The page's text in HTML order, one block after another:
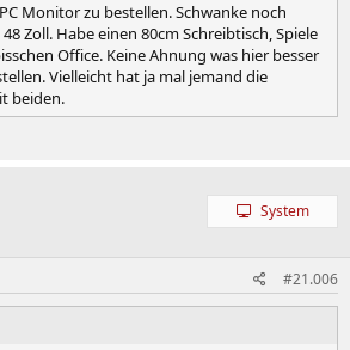
Monitor zu bestellen. Schwanke noch
Zoll. Habe einen 80cm Schreibtisch, Spiele
Office. Keine Ahnung was hier besser
Vielleicht hat ja mal jemand die
beiden.
System
#21.006